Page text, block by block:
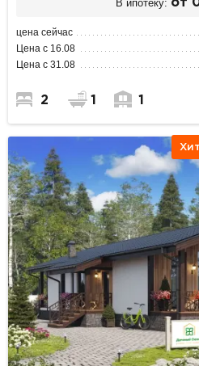
В ипотеку: от
цена сейчас
Цена с 16.08
Цена с 31.08
2 1 1